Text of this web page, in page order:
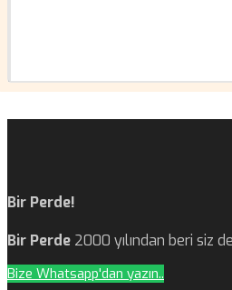
Bir Perde!
Bir Perde 2000 yılından beri siz
Bize Whatsapp'dan yazın..